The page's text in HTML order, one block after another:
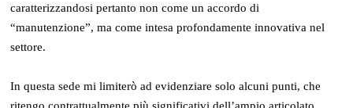
caratterizzandosi pertanto non come un accordo di
“manutenzione”, ma come intesa profondamente innovativa nel
settore.
In questa sede mi limiterò ad evidenziare solo alcuni punti, che
ritengo contrattualmente più significativi dell’ampio articolato